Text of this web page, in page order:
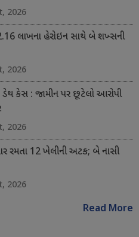
2026
લાખના હેરોઇન સાથે બે શખ્સની
2026
ડેથ કેસ : જામીન પર છૂટેલો આરોપી
2026
રમતા 12 ખેલીની અટક; બે નાસી
2026
Read More